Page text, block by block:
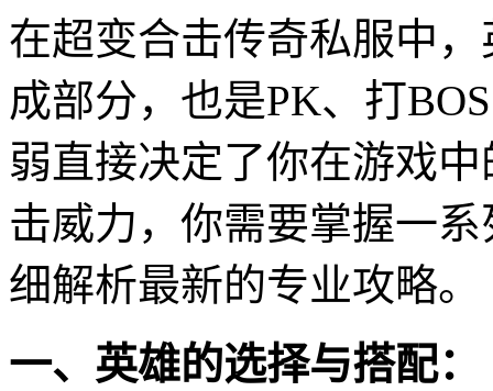
在超变合击传奇私服中
成部分，也是PK、打
弱直接决定了你在游戏
击威力，你需要掌握一
细解析最新的专业攻略。
一、英雄的选择与搭配：